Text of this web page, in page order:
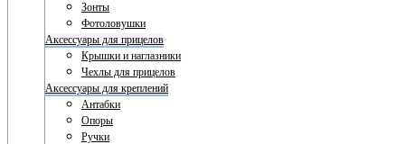
Зонты
Фотоловушки
Аксессуары для прицелов
Крышки и наглазники
Чехлы для прицелов
Аксессуары для креплений
Антабки
Опоры
Ручки